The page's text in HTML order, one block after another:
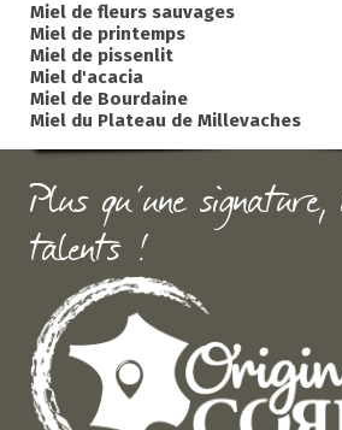
Miel de fleurs sauvages
Miel de printemps
Miel de pissenlit
Miel d'acacia
Miel de Bourdaine
Miel du Plateau de Millevaches
Plus qu'une
talents !